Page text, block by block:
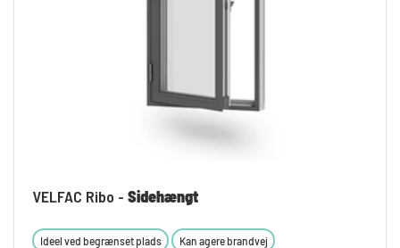
VELFAC Ribo - Sidehængt
Ideel ved begrænset plads Kan agere brandvej